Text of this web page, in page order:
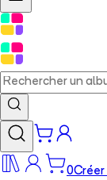
0